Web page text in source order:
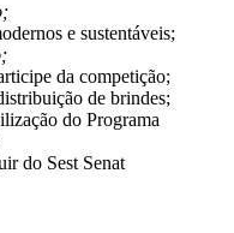
e sustentáveis;
da competição;
de brindes;
do Programa
do Sest Senat